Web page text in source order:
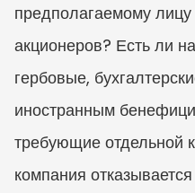
предполагаемому
акционеров? Есть ли
гербовые,
иностранным
требующие отдельной
компания